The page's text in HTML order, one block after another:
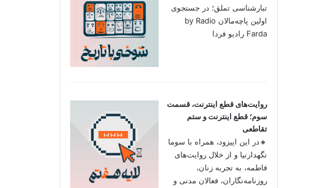
تبارشناسی تملق؛ در جستجوی
اولین‌ پاچه‌مالان by Radio
Farda رادیو فردا
روایت‌های قطع اینترنت، قسمت
سوم؛ قطع اینترنت و ستم
تقاطعی
🔸در این اپیزود، همراه با سوما
نگهدارنیا و از خلال روایت‌های
فاطمه، به تجربه زنان،
روزنامه‌نگاران، فعالان مدنی و